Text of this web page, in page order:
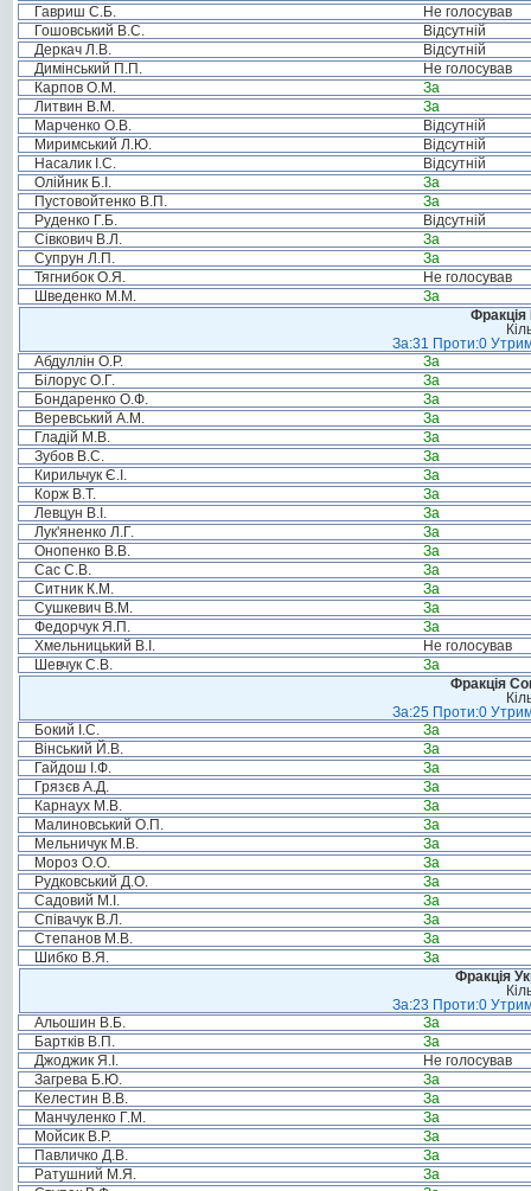
Гавриш С.Б.
Не голосував
Гошовський В.С.
Відсутній
Деркач Л.В.
Відсутній
Димінський П.П.
Не голосував
Карпов О.М.
За
Литвин В.М.
За
Марченко О.В.
Відсутній
Миримський Л.Ю.
Відсутній
Насалик І.С.
Відсутній
Олійник Б.І.
За
Пустовойтенко В.П.
За
Руденко Г.Б.
Відсутній
Сівкович В.Л.
За
Супрун Л.П.
За
Тягнибок О.Я.
Не голосував
Шведенко М.М.
За
За:31 Проти:0
Абдуллін О.Р.
За
Білорус О.Г.
За
Бондаренко О.Ф.
За
Веревський А.М.
За
Гладій М.В.
За
Зубов В.С.
За
Кирильчук Є.І.
За
Корж В.Т.
За
Левцун В.І.
За
Лук'яненко Л.Г.
За
Онопенко В.В.
За
Сас С.В.
За
Ситник К.М.
За
Сушкевич В.М.
За
Федорчук Я.П.
За
Хмельницький В.І.
Не голосував
Шевчук С.В.
За
Фракція
За:25 Проти:0
Бокий І.С.
За
Вінський Й.В.
За
Гайдош І.Ф.
За
Грязєв А.Д.
За
Карнаух М.В.
За
Малиновський О.П.
За
Мельничук М.В.
За
Мороз О.О.
За
Рудковський Д.О.
За
Садовий М.І.
За
Співачук В.Л.
За
Степанов М.В.
За
Шибко В.Я.
За
Фракція
За:23 Проти:0
Альошин В.Б.
За
Бартків В.П.
За
Джоджик Я.І.
Не голосував
Загрева Б.Ю.
За
Келестин В.В.
За
Манчуленко Г.М.
За
Мойсик В.Р.
За
Павличко Д.В.
За
Ратушний М.Я.
За